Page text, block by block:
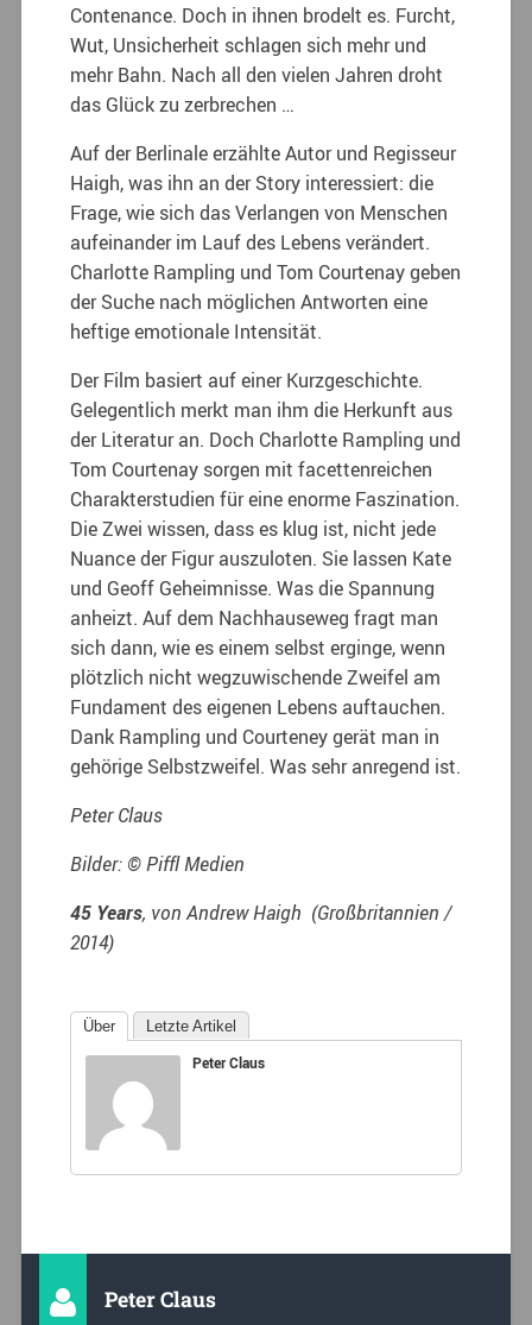
Contenance. Doch in ihnen brodelt es. Furcht,
Wut, Unsicherheit schlagen sich mehr und
mehr Bahn. Nach all den vielen Jahren droht
das Glück zu zerbrechen …
Auf der Berlinale erzählte Autor und Regisseur
Haigh, was ihn an der Story interessiert: die
Frage, wie sich das Verlangen von Menschen
aufeinander im Lauf des Lebens verändert.
Charlotte Rampling und Tom Courtenay geben
der Suche nach möglichen Antworten eine
heftige emotionale Intensität.
Der Film basiert auf einer Kurzgeschichte.
Gelegentlich merkt man ihm die Herkunft aus
der Literatur an. Doch Charlotte Rampling und
Tom Courtenay sorgen mit facettenreichen
Charakterstudien für eine enorme Faszination.
Die Zwei wissen, dass es klug ist, nicht jede
Nuance der Figur auszuloten. Sie lassen Kate
und Geoff Geheimnisse. Was die Spannung
anheizt. Auf dem Nachhauseweg fragt man
sich dann, wie es einem selbst erginge, wenn
plötzlich nicht wegzuwischende Zweifel am
Fundament des eigenen Lebens auftauchen.
Dank Rampling und Courteney gerät man in
gehörige Selbstzweifel. Was sehr anregend ist.
Peter Claus
Bilder: © Piffl Medien
45 Years, von Andrew Haigh (Großbritannien /
2014)
Über Letzte Artikel
Peter Claus
Peter Claus